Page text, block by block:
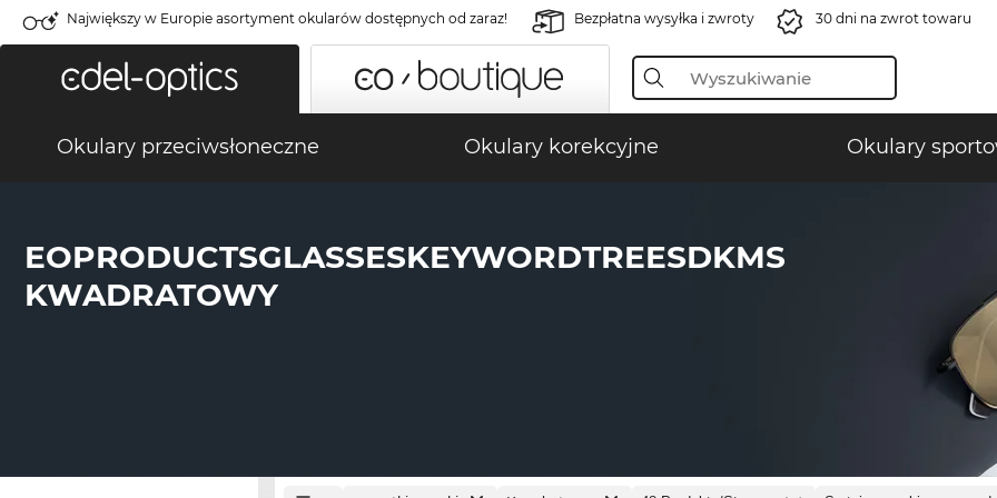
Największy w Europie asortyment okularów dostępnych od zaraz! Bezpłatna wysyłka i zwroty 30 dni na zwrot towaru
Okulary przeciwsłoneczne Okulary korekcyjne Okulary
EOPRODUCTSGLASSESKEYWORDTREESDKMS
KWADRATOWY